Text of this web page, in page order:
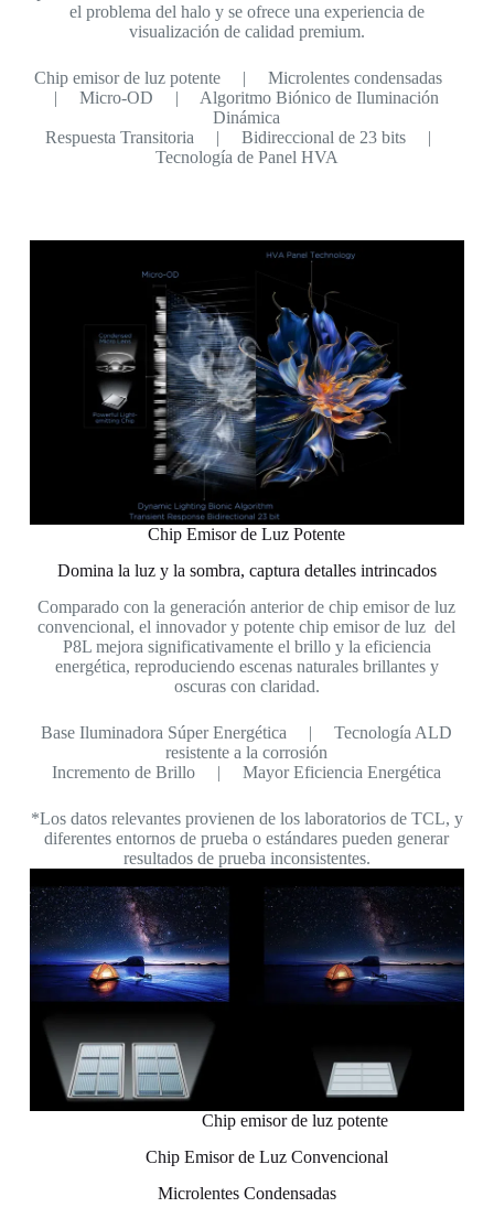
el problema del halo y se ofrece una experiencia de
visualización de calidad premium.
Chip emisor de luz potente | Microlentes condensadas
| Micro-OD | Algoritmo Biónico de Iluminación
Dinámica
Respuesta Transitoria | Bidireccional de 23 bits |
Tecnología de Panel HVA
Chip Emisor de Luz Potente
Domina la luz y la sombra, captura detalles intrincados
Comparado con la generación anterior de chip emisor de luz
convencional, el innovador y potente chip emisor de luz del
P8L mejora significativamente el brillo y la eficiencia
energética, reproduciendo escenas naturales brillantes y
oscuras con claridad.
Base Iluminadora Súper Energética | Tecnología ALD
resistente a la corrosión
Incremento de Brillo | Mayor Eficiencia Energética
*Los datos relevantes provienen de los laboratorios de TCL, y
diferentes entornos de prueba o estándares pueden generar
resultados de prueba inconsistentes.
Chip emisor de luz potente
Chip Emisor de Luz Convencional
Microlentes Condensadas